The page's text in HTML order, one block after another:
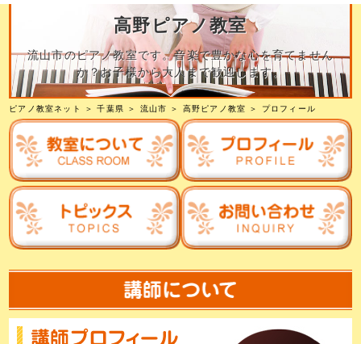
高野ピアノ教室
流山市のピアノ教室です。音楽で豊かな心を育てません
か？お子様から大人まで歓迎します。
ピアノ教室ネット ＞千葉県 ＞ 流山市 ＞ 高野ピアノ教室 ＞ プロフィール